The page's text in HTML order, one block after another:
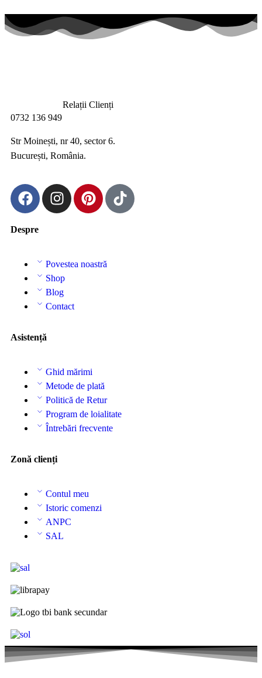
Relații Clienți
0732 136 949
Str Moinești, nr 40, sector 6.
București, România.
Despre
Povestea noastră
Shop
Blog
Contact
Asistență
Ghid mărimi
Metode de plată
Politică de Retur
Program de loialitate
Întrebări frecvente
Zonă clienți
Contul meu
Istoric comenzi
ANPC
SAL